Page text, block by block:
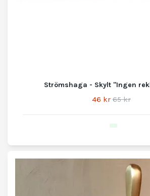
Strömshaga - Skylt "Ingen
46 kr 65 kr